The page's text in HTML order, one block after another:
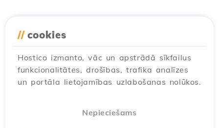
// cookies
Hostico izmanto, vāc un apstrādā sīkfailus
funkcionalitātes, drošības, trafika analīzes
un portāla lietojamības uzlabošanas nolūkos.
Nepieciešams